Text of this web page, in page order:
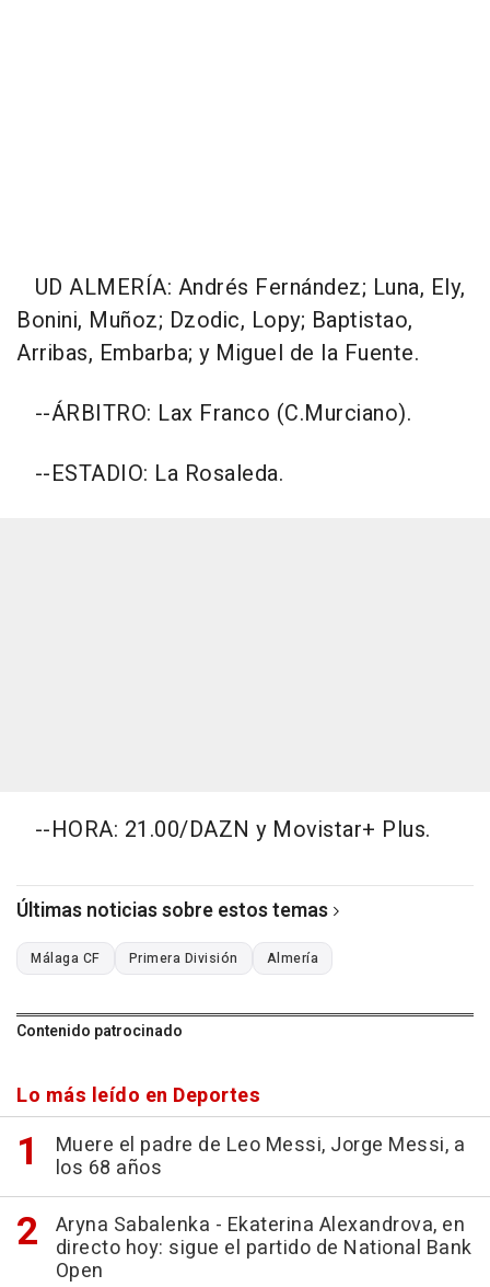
UD ALMERÍA: Andrés Fernández; Luna, Ely,
Bonini, Muñoz; Dzodic, Lopy; Baptistao,
Arribas, Embarba; y Miguel de la Fuente.
--ÁRBITRO: Lax Franco (C.Murciano).
--ESTADIO: La Rosaleda.
--HORA: 21.00/DAZN y Movistar+ Plus.
Últimas noticias sobre estos temas
Málaga CF Primera División Almería
Contenido patrocinado
Lo más leído en Deportes
Muere el padre de Leo Messi, Jorge Messi, a
los 68 años
Aryna Sabalenka - Ekaterina Alexandrova, en
directo hoy: sigue el partido de National Bank
Open